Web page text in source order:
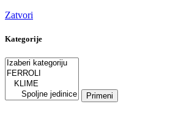
Zatvori
Kategorije
Primeni